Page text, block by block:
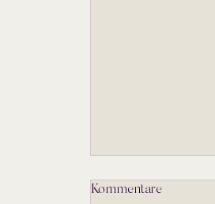
Kommentare